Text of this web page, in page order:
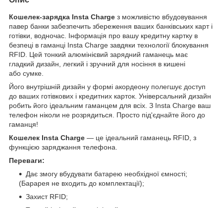
Кошелек-зарядка Insta Charge з можливістю вбудовування
павер банки забезпечить збереження ваших банківських карт і
готівки, водночас. Інформація про вашу кредитну картку в
безпеці в гаманці Insta Charge завдяки технології блокування
RFID. Цей тонкий алюмінієвий зарядний гаманець має
гладкий дизайн, легкий і зручний для носіння в кишені
або сумке.
Його внутрішній дизайн у формі акордеону полегшує доступ
до ваших готівкових і кредитних карток. Універсальний дизайн
робить його ідеальним гаманцем для всіх. З Insta Charge ваш
телефон ніколи не розрядиться. Просто під'єднайте його до
гаманця!
Кошелек Insta Charge — це ідеальний гаманець RFID, з
функцією заряджання телефона.
Переваги:
Дає змогу вбудувати батарею необхідної ємності;
(Барарея не входить до комплектації);
Захист RFID;